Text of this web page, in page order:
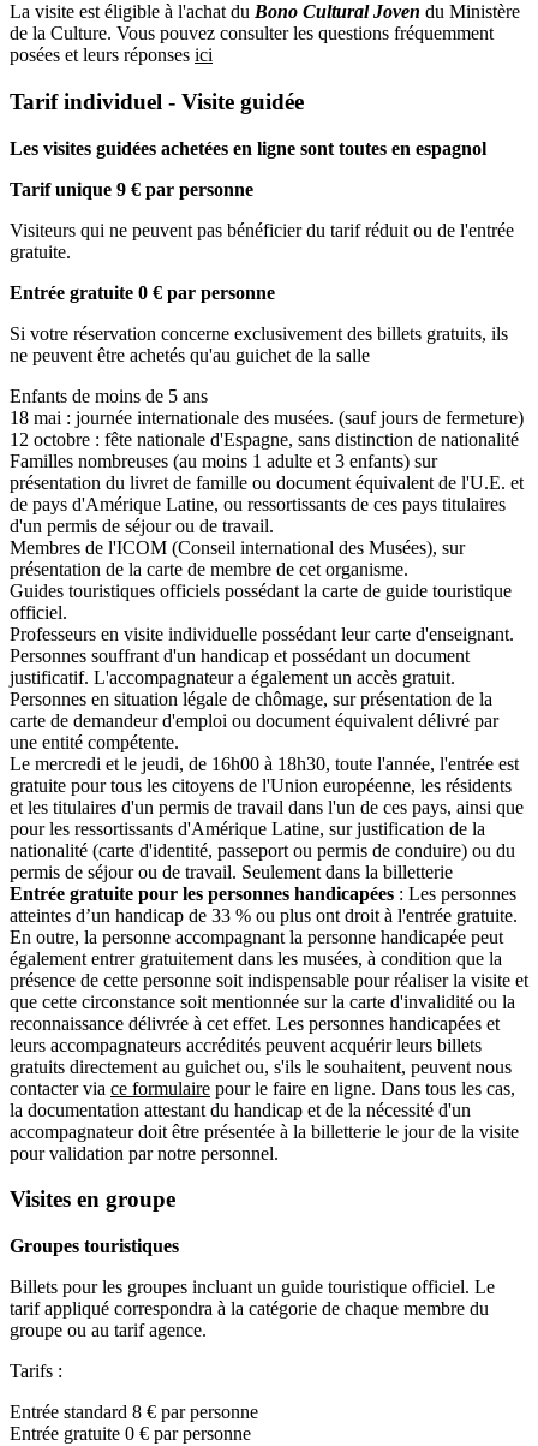
La visite est éligible à l'achat du Bono Cultural Joven du Ministère
de la Culture. Vous pouvez consulter les questions fréquemment
posées et leurs réponses ici
Tarif individuel - Visite guidée
Les visites guidées achetées en ligne sont toutes en espagnol
Tarif unique 9 € par personne
Visiteurs qui ne peuvent pas bénéficier du tarif réduit ou de l'entrée
gratuite.
Entrée gratuite 0 € par personne
Si votre réservation concerne exclusivement des billets gratuits, ils
ne peuvent être achetés qu'au guichet de la salle
Enfants de moins de 5 ans
18 mai : journée internationale des musées. (sauf jours de fermeture)
12 octobre : fête nationale d'Espagne, sans distinction de nationalité
Familles nombreuses (au moins 1 adulte et 3 enfants) sur
présentation du livret de famille ou document équivalent de l'U.E. et
de pays d'Amérique Latine, ou ressortissants de ces pays titulaires
d'un permis de séjour ou de travail.
Membres de l'ICOM (Conseil international des Musées), sur
présentation de la carte de membre de cet organisme.
Guides touristiques officiels possédant la carte de guide touristique
officiel.
Professeurs en visite individuelle possédant leur carte d'enseignant.
Personnes souffrant d'un handicap et possédant un document
justificatif. L'accompagnateur a également un accès gratuit.
Personnes en situation légale de chômage, sur présentation de la
carte de demandeur d'emploi ou document équivalent délivré par
une entité compétente.
Le mercredi et le jeudi, de 16h00 à 18h30, toute l'année, l'entrée est
gratuite pour tous les citoyens de l'Union européenne, les résidents
et les titulaires d'un permis de travail dans l'un de ces pays, ainsi que
pour les ressortissants d'Amérique Latine, sur justification de la
nationalité (carte d'identité, passeport ou permis de conduire) ou du
permis de séjour ou de travail. Seulement dans la billetterie
Entrée gratuite pour les personnes handicapées : Les personnes
atteintes d’un handicap de 33 % ou plus ont droit à l'entrée gratuite.
En outre, la personne accompagnant la personne handicapée peut
également entrer gratuitement dans les musées, à condition que la
présence de cette personne soit indispensable pour réaliser la visite et
que cette circonstance soit mentionnée sur la carte d'invalidité ou la
reconnaissance délivrée à cet effet. Les personnes handicapées et
leurs accompagnateurs accrédités peuvent acquérir leurs billets
gratuits directement au guichet ou, s'ils le souhaitent, peuvent nous
contacter via ce formulaire pour le faire en ligne. Dans tous les cas,
la documentation attestant du handicap et de la nécessité d'un
accompagnateur doit être présentée à la billetterie le jour de la visite
pour validation par notre personnel.
Visites en groupe
Groupes touristiques
Billets pour les groupes incluant un guide touristique officiel. Le
tarif appliqué correspondra à la catégorie de chaque membre du
groupe ou au tarif agence.
Tarifs :
Entrée standard 8 € par personne
Entrée gratuite 0 € par personne